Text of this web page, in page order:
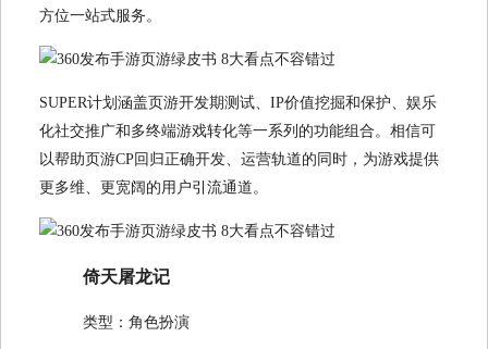
方位一站式服务。
SUPER计划涵盖页游开发期测试、IP价值挖掘和保护、娱乐
化社交推广和多终端游戏转化等一系列的功能组合。相信可
以帮助页游CP回归正确开发、运营轨道的同时，为游戏提供
更多维、更宽阔的用户引流通道。
倚天屠龙记
类型：角色扮演